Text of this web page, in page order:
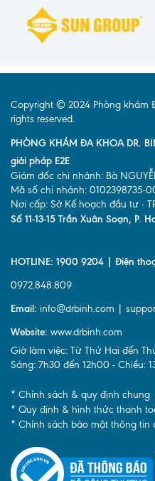
Copyright © 2024 Phòng khám
rights reserved.
PHÒNG KHÁM ĐA KHOA DR.
giải pháp E2E
Giám đốc chi nhánh: Bà
Mã số chi nhánh: 0102398735-
Nơi cấp: Sở Kế hoạch đầu tư -
Số 11-13-15 Trần Xuân Soạn, P.
HOTLINE: 1900 9204 | Điện
0972.848.809
Email: info@drbinh.com |
Website: www.drbinh.com
Giờ làm việc: Từ Thứ Hai đến
Sáng: 7h30 đến 12h00 - Chiều:
* Chính sách & quy định chung
* Quy định & hình thức thanh
* Chính sách bảo mật thông tin